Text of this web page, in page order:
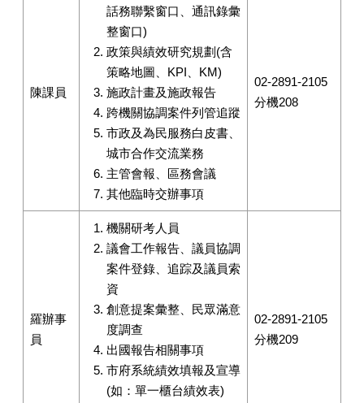
陳課員
話務聯繫窗口、通訊錄彙
整窗口)
政策與績效研究規劃(含
策略地圖、KPI、KM)
施政計畫及施政報告
跨機關協調案件列管追蹤
市政及為民服務白皮書、
城市合作交流業務
主管會報、區務會議
其他臨時交辦事項
02-2891-2105
分機208
羅辦事
員
機關研考人員
議會工作報告、議員協調
案件登錄、追踪及議員索
資
創意提案彙整、民眾滿意
度調查
出國報告相關事項
市府系統績效填報及宣導
(如：單一櫃台績效表)
02-2891-2105
分機209